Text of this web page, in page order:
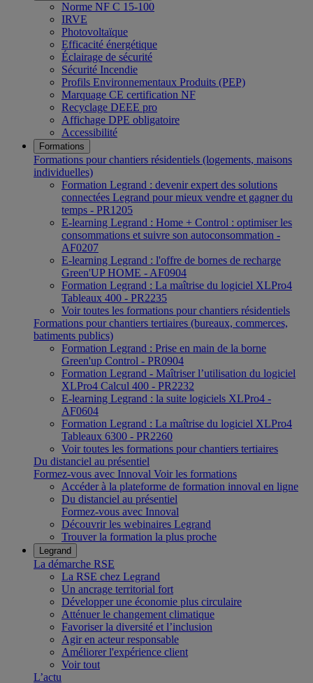
Norme NF C 15-100
IRVE
Photovoltaïque
Efficacité énergétique
Éclairage de sécurité
Sécurité Incendie
Profils Environnementaux Produits (PEP)
Marquage CE certification NF
Recyclage DEEE pro
Affichage DPE obligatoire
Accessibilité
Formations
Formations pour chantiers résidentiels (logements, maisons
individuelles)
Formation Legrand : devenir expert des solutions
connectées Legrand pour mieux vendre et gagner du
temps - PR1205
E-learning Legrand : Home + Control : optimiser les
consommations et suivre son autoconsommation -
AF0207
E-learning Legrand : l'offre de bornes de recharge
Green'UP HOME - AF0904
Formation Legrand : La maîtrise du logiciel XLPro4
Tableaux 400 - PR2235
Voir toutes les formations pour chantiers résidentiels
Formations pour chantiers tertiaires (bureaux, commerces,
batiments publics)
Formation Legrand : Prise en main de la borne
Green'up Control - PR0904
Formation Legrand - Maîtriser l’utilisation du logiciel
XLPro4 Calcul 400 - PR2232
E-learning Legrand : la suite logiciels XLPro4 -
AF0604
Formation Legrand : La maîtrise du logiciel XLPro4
Tableaux 6300 - PR2260
Voir toutes les formations pour chantiers tertiaires
Du distanciel au présentiel
Formez-vous avec Innoval Voir les formations
Accéder à la plateforme de formation innoval en ligne
Du distanciel au présentiel
Formez-vous avec Innoval
Découvrir les webinaires Legrand
Trouver la formation la plus proche
Legrand
La démarche RSE
La RSE chez Legrand
Un ancrage territorial fort
Développer une économie plus circulaire
Atténuer le changement climatique
Favoriser la diversité et l’inclusion
Agir en acteur responsable
Améliorer l'expérience client
Voir tout
L’actu